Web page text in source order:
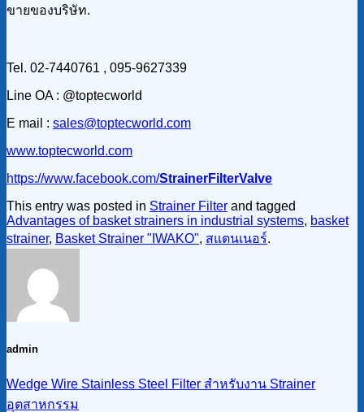
ขายของบริษัท.
Tel. 02-7440761 , 095-9627339
Line OA : @toptecworld
E mail : sales@toptecworld.com
www.toptecworld.com
https://www.facebook.com/StrainerFilterValve
This entry was posted in Strainer Filter and tagged
Advantages of basket strainers in industrial systems, basket
strainer, Basket Strainer "IWAKO", สแตนเนอร์.
admin
Wedge Wire Stainless Steel Filter สำหรับงาน Strainer
อุตสาหกรรม